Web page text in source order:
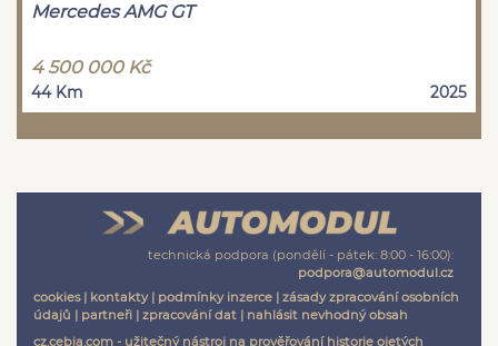
Mercedes AMG GT
4 500 000 Kč
44 Km 2025
technická podpora (pondělí - pátek: 8:00 - 16:00):
podpora@automodul.cz
cookies| kontakty| podmínky inzerce | zásady zpracování osobních
údajů | partneři | zpracování dat | nahlásit nevhodný obsah
cz.cebia.com - užitečný nástroj na prověřování historie ojetých